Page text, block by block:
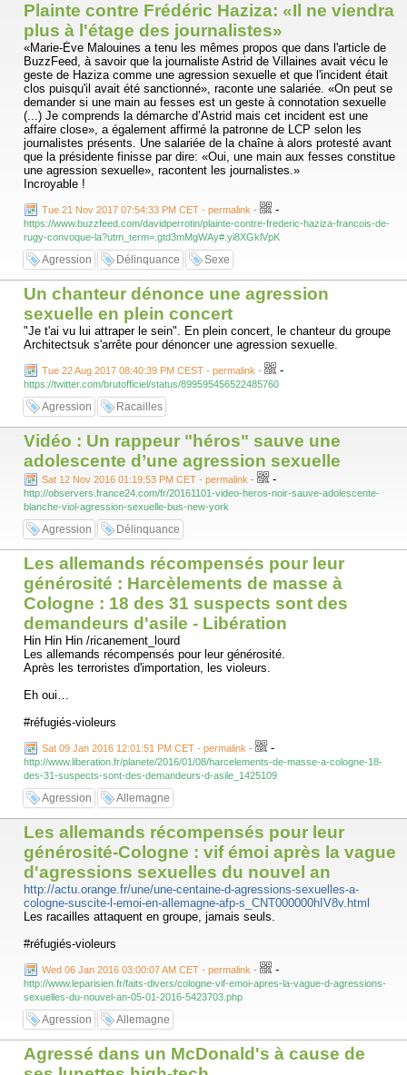
Plainte contre Frédéric Haziza: «Il ne viendra
plus à l'étage des journalistes»
«Marie-Ève Malouines a tenu les mêmes propos que dans l'article de
BuzzFeed, à savoir que la journaliste Astrid de Villaines avait vécu le
geste de Haziza comme une agression sexuelle et que l'incident était
clos puisqu'il avait été sanctionné», raconte une salariée. «On peut se
demander si une main au fesses est un geste à connotation sexuelle
(...) Je comprends la démarche d’Astrid mais cet incident est une
affaire close», a également affirmé la patronne de LCP selon les
journalistes présents. Une salariée de la chaîne à alors protesté avant
que la présidente finisse par dire: «Oui, une main aux fesses constitue
une agression sexuelle», racontent les journalistes.»
Incroyable !
Tue 21 Nov 2017 07:54:33 PM CET - permalink - -
https://www.buzzfeed.com/davidperrotin/plainte-contre-frederic-haziza-francois-de-
rugy-convoque-la?utm_term=.gtd3mMgWAy#.yi8XGklVpK
Agression Délinquance Sexe
Un chanteur dénonce une agression
sexuelle en plein concert
"Je t'ai vu lui attraper le sein". En plein concert, le chanteur du groupe
Architectsuk s'arrête pour dénoncer une agression sexuelle.
Tue 22 Aug 2017 08:40:39 PM CEST - permalink - -
https://twitter.com/brutofficiel/status/899595456522485760
Agression Racailles
Vidéo : Un rappeur "héros" sauve une
adolescente d’une agression sexuelle
Sat 12 Nov 2016 01:19:53 PM CET - permalink - -
http://observers.france24.com/fr/20161101-video-heros-noir-sauve-adolescente-
blanche-viol-agression-sexuelle-bus-new-york
Agression Délinquance
Les allemands récompensés pour leur
générosité : Harcèlements de masse à
Cologne : 18 des 31 suspects sont des
demandeurs d'asile - Libération
Hin Hin Hin /ricanement_lourd
Les allemands récompensés pour leur générosité.
Après les terroristes d'importation, les violeurs.
Eh oui…
#réfugiés-violeurs
Sat 09 Jan 2016 12:01:51 PM CET - permalink - -
http://www.liberation.fr/planete/2016/01/08/harcelements-de-masse-a-cologne-18-
des-31-suspects-sont-des-demandeurs-d-asile_1425109
Agression Allemagne
Les allemands récompensés pour leur
générosité-Cologne : vif émoi après la vague
d'agressions sexuelles du nouvel an
http://actu.orange.fr/une/une-centaine-d-agressions-sexuelles-a-
cologne-suscite-l-emoi-en-allemagne-afp-s_CNT000000hIV8v.html
Les racailles attaquent en groupe, jamais seuls.
#réfugiés-violeurs
Wed 06 Jan 2016 03:00:07 AM CET - permalink - -
http://www.leparisien.fr/faits-divers/cologne-vif-emoi-apres-la-vague-d-agressions-
sexuelles-du-nouvel-an-05-01-2016-5423703.php
Agression Allemagne
Agressé dans un McDonald's à cause de